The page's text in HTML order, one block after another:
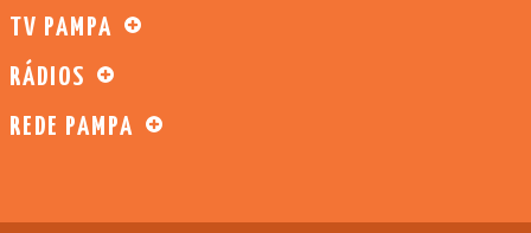
TV PAMPA
RÁDIOS
REDE PAMPA